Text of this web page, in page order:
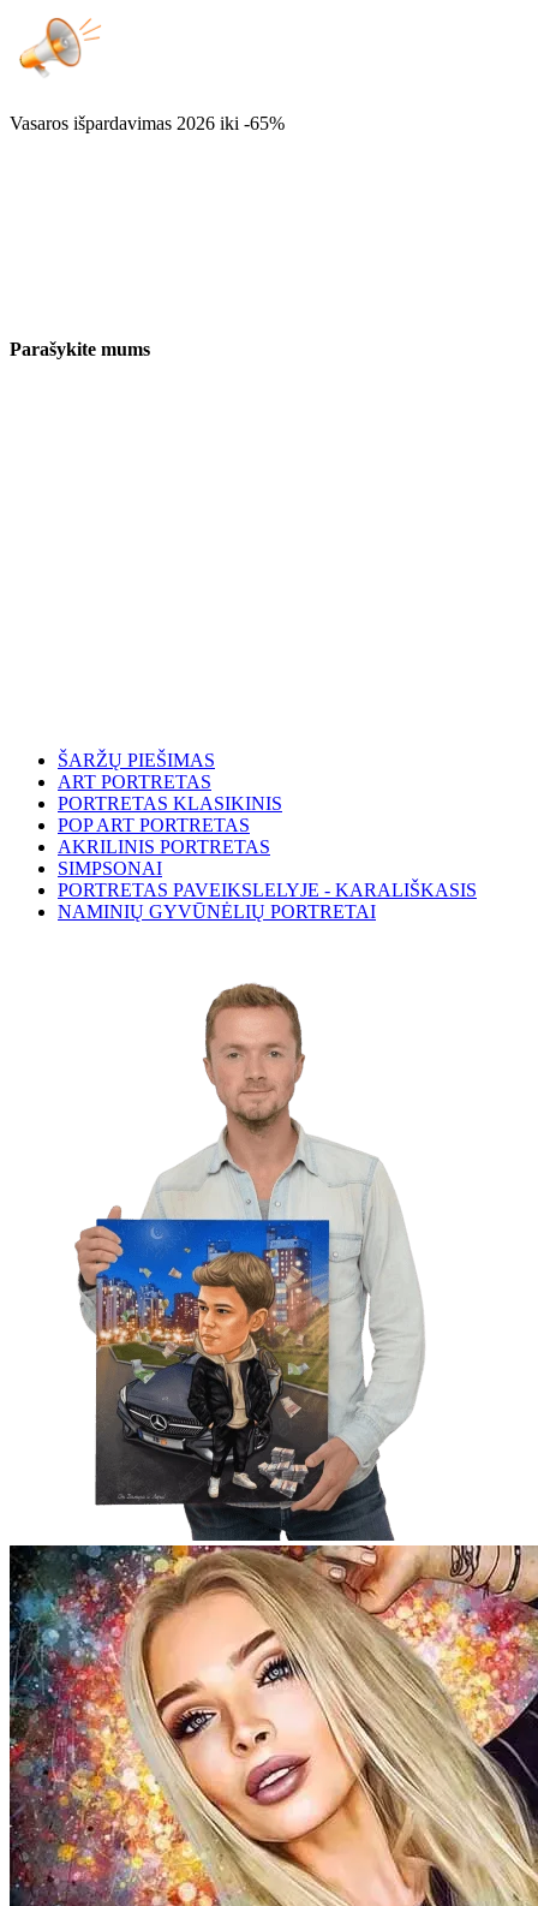
Vasaros išpardavimas 2026 iki -65%
Parašykite mums
ŠARŽŲ PIEŠIMAS
ART PORTRETAS
PORTRETAS KLASIKINIS
POP ART PORTRETAS
AKRILINIS PORTRETAS
SIMPSONAI
PORTRETAS PAVEIKSLELYJE - KARALIŠKASIS
NAMINIŲ GYVŪNĖLIŲ PORTRETAI